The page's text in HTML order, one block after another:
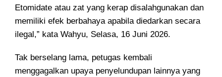
Etomidate atau zat yang kerap disalahgunakan dan
memiliki efek berbahaya apabila diedarkan secara
ilegal,” kata Wahyu, Selasa, 16 Juni 2026.
Tak berselang lama, petugas kembali
menggagalkan upaya penyelundupan lainnya yang